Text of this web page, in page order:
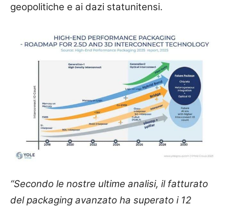
geopolitiche e ai dazi statunitensi.
“Secondo le nostre ultime analisi, il fatturato
del packaging avanzato ha superato i 12